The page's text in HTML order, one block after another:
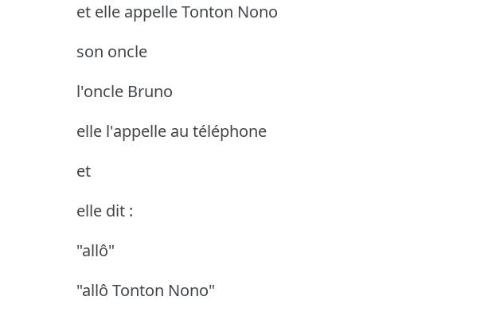
et elle appelle Tonton Nono
son oncle
l'oncle Bruno
elle l'appelle au téléphone
et
elle dit :
"allô"
"allô Tonton Nono"